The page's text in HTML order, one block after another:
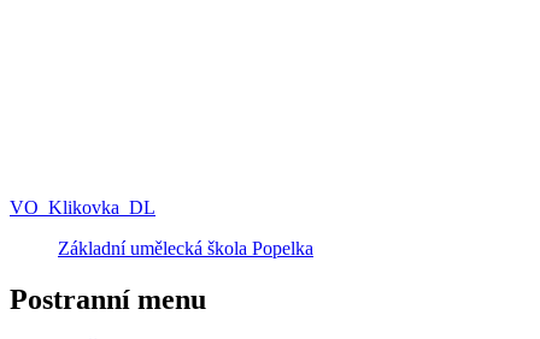
VO_Klikovka_DL
Základní umělecká škola Popelka
Postranní menu